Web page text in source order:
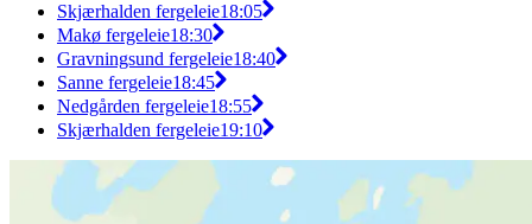
Skjærhalden fergeleie18:05
Makø fergeleie18:30
Gravningsund fergeleie18:40
Sanne fergeleie18:45
Nedgården fergeleie18:55
Skjærhalden fergeleie19:10